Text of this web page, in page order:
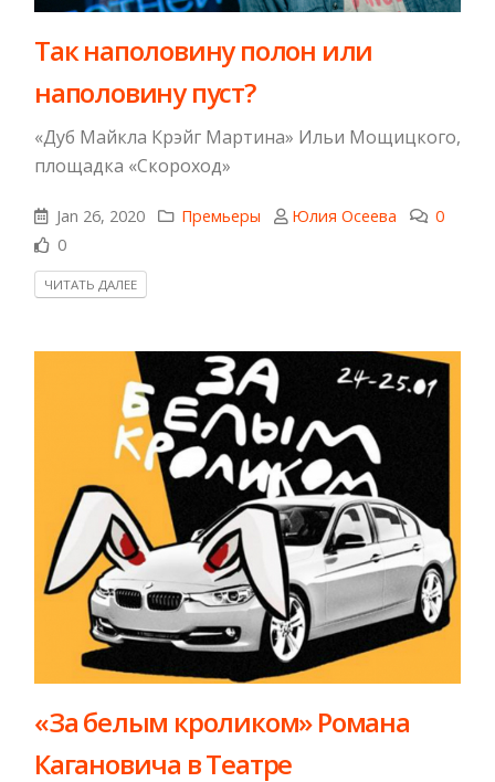
Так наполовину полон или
наполовину пуст?
«Дуб Майкла Крэйг Мартина» Ильи Мощицкого,
площадка «Скороход»
Jan 26, 2020 Премьеры Юлия Осеева
0
0
ЧИТАТЬ ДАЛЕЕ
​«За белым кроликом» Романа
Кагановича в Театре